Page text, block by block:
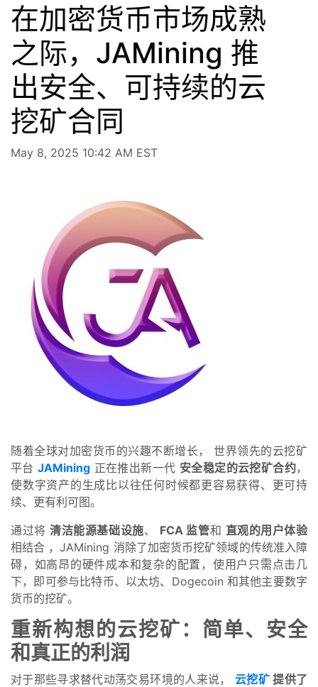
在加密货币市场成熟
之际，JAMining 推
出安全、可持续的云
挖矿合同
May 8, 2025 10:42 AM EST
随着全球对加密货币的兴趣不断增长，世界领先的云挖矿
平台JAMining 正在推出新一代 安全稳定的云挖矿合约，
使数字资产的生成比以往任何时候都更容易获得、更可持
续、更有利可图。
通过将清洁能源基础设施、 FCA 监管和 直观的用户体验
相结合 ，JAMining 消除了加密货币挖矿领域的传统准入障
碍，如高昂的硬件成本和复杂的配置，使用户只需点击几
下，即可参与比特币、以太坊、Dogecoin 和其他主要数字
货币的挖矿。
重新构想的云挖矿：简单、安全
和真正的利润
对于那些寻求替代动荡交易环境的人来说， 云挖矿提供了